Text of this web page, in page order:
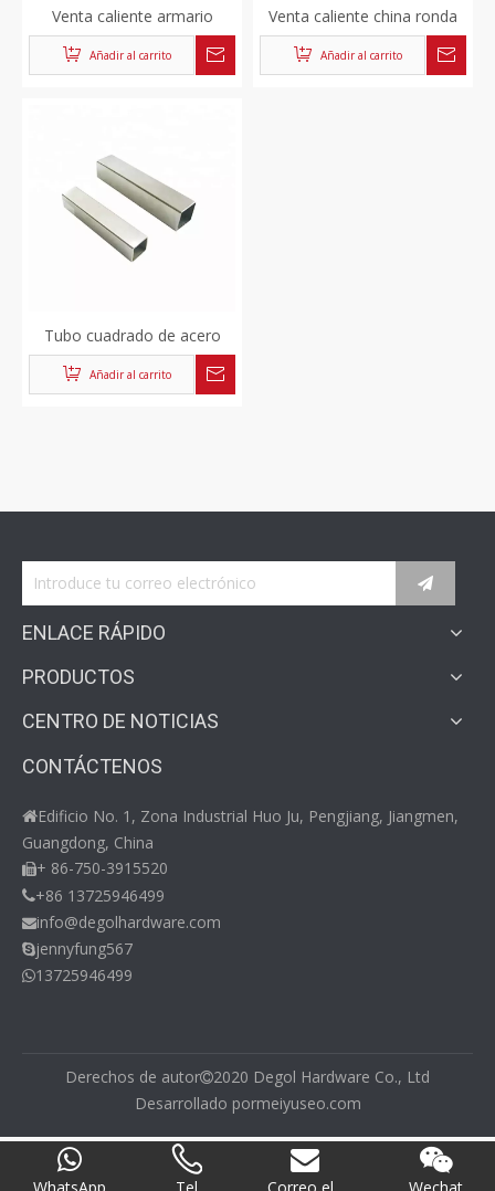
Venta caliente armario
redondo tubo de acero
inoxidable sin costura
Añadir al carrito
Venta caliente china ronda
tubo de acero inoxidable sin
costura
Añadir al carrito
Tubo cuadrado de acero
inoxidable sin costura de
alta calidad
Añadir al carrito
ENLACE RÁPIDO
PRODUCTOS
CENTRO DE NOTICIAS
CONTÁCTENOS
Edificio No. 1, Zona Industrial Huo Ju, Pengjiang, Jiangmen,
Guangdong, China
+ 86-750-3915520
+86 13725946499
info@degolhardware.com
jennyfung567
13725946499
Derechos de autor2020 Degol Hardware Co., Ltd
Desarrollado pormeiyuseo.com